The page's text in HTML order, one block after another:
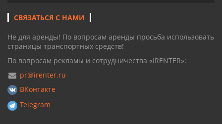
СВЯЗАТЬСЯ С НАМИ
Не для аренды! По вопросам аренды просьба использовать
страницы транспортных средств!
По вопросам рекламы и сотрудничества «IRENTER»:
pr@irenter.ru
ВКонтакте
Telegram